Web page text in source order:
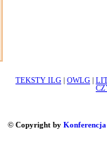
TEKSTY ILG OWLG
© Copyright by Konferencja